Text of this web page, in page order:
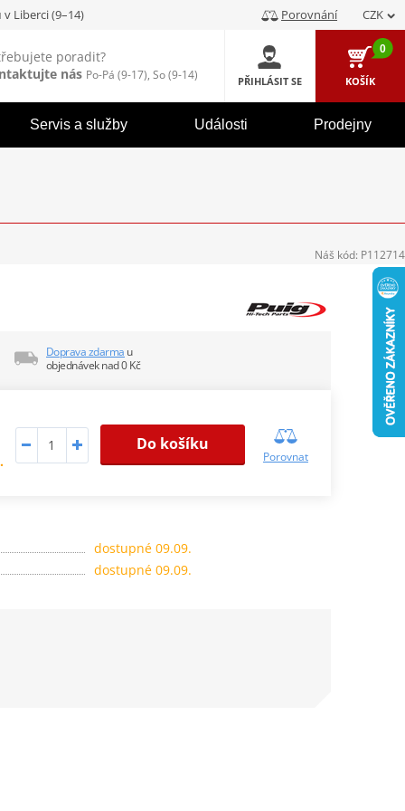
v Liberci (9–14) Porovnání CZK
poradit?
nás Po-Pá (9-17), So (9-14) PŘIHLÁSIT SE
0
KOŠÍK
Servis a služby Události Prodejny
Doprava zdarma u
objednávek nad 0 Kč
Do košíku
Porovnat
dostupné 09.09.
dostupné 09.09.
Náš kód: P112714